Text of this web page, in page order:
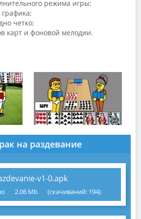
режима игры;
четко;
карт и фоновой мелодии.
на раздевание
v1-0.apk
2.06 Mb (cкачиваний: 194)